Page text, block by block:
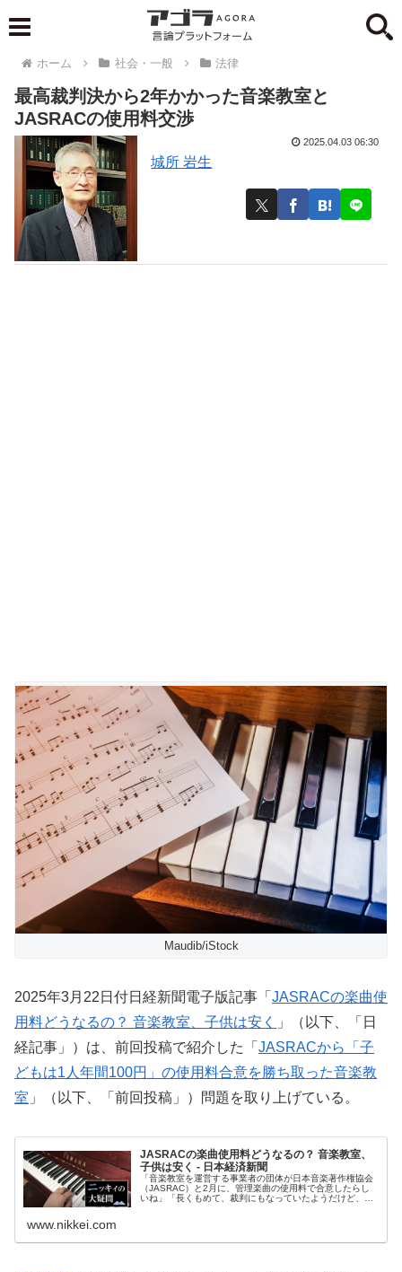
ホーム 社会・一般 法律
最高裁判決から2年かかった音楽教室と
JASRACの使用料交渉
城所 岩生
2025.04.03 06:30
Maudib/iStock
2025年3月22日付日経新聞電子版記事「 JASRACの楽曲使
用料どうなるの？ 音楽教室、子供は安く
」（以下、「日
経記事」）は、前回投稿で紹介した「 JASRACから「子
どもは1人年間100円」の使用料合意を勝ち取った音楽教
室 」（以下、「前回投稿」）問題を取り上げている。
JASRACの楽曲使用料どうなるの？ 音楽教室、
子供は安く - 日本経済新聞
「音楽教室を運営する事業者の団体が日本音楽著作権協会
（JASRAC）と2月に、管理楽曲の使用料で合意したらし
いね」「長くもめて、裁判にもなっていたようだけど、ど
www.nikkei.com